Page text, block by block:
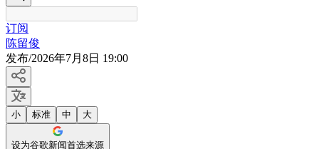
订阅
陈留俊
发布/2026年7月8日 19:00
小 标准 中 大
设为谷歌新闻首选来源